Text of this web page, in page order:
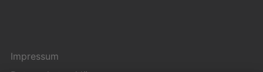
Impressum